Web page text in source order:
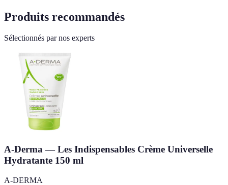
Produits recommandés
Sélectionnés par nos experts
A-Derma — Les Indispensables Crème Universelle
Hydratante 150 ml
A-DERMA